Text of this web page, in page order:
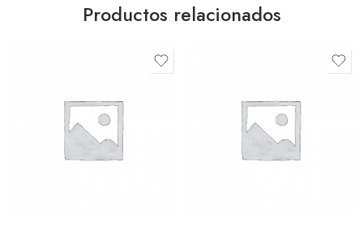
Productos relacionados